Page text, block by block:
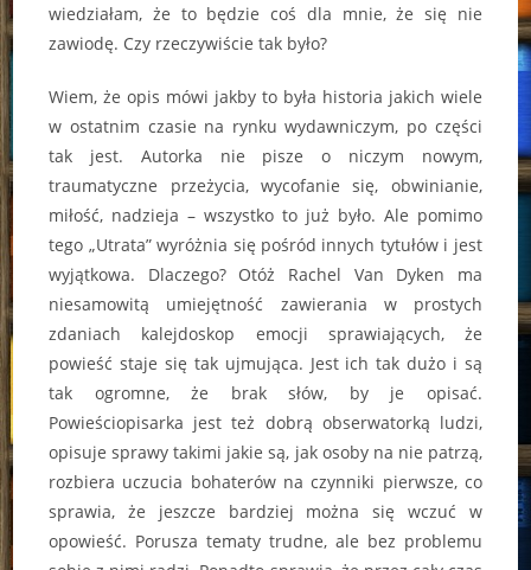
wiedziałam, że to będzie coś dla mnie, że się nie
zawiodę. Czy rzeczywiście tak było?
Wiem, że opis mówi jakby to była historia jakich wiele
w ostatnim czasie na rynku wydawniczym, po części
tak jest. Autorka nie pisze o niczym nowym,
traumatyczne przeżycia, wycofanie się, obwinianie,
miłość, nadzieja – wszystko to już było. Ale pomimo
tego „Utrata” wyróżnia się pośród innych tytułów i jest
wyjątkowa. Dlaczego? Otóż Rachel Van Dyken ma
niesamowitą umiejętność zawierania w prostych
zdaniach kalejdoskop emocji sprawiających, że
powieść staje się tak ujmująca. Jest ich tak dużo i są
tak ogromne, że brak słów, by je opisać.
Powieściopisarka jest też dobrą obserwatorką ludzi,
opisuje sprawy takimi jakie są, jak osoby na nie patrzą,
rozbiera uczucia bohaterów na czynniki pierwsze, co
sprawia, że jeszcze bardziej można się wczuć w
opowieść. Porusza tematy trudne, ale bez problemu